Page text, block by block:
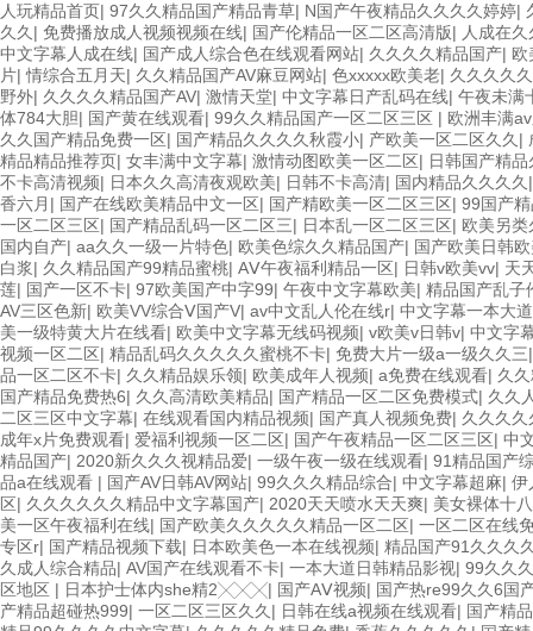
人玩精品首页| 97久久精品国产精品青草| N国产午夜精品久久久久婷婷|
久久 | 免费播放成人视频视频在线| 国产伦精品一区二区高清版| 人成在
中文字幕人成在线| 国产成人综合色在线观看网站| 久久久久精品国产| 欧
片|情综合五月天| 久久精品国产AV麻豆网站| 色xxxxx欧美老| 久久久久
野外| 久久久久精品国产AV| 激情天堂| 中文字幕日产乱码在线| 午夜未满
体784大胆| 国产黄在线观看| 99久久精品国产一区二区三区 | 欧洲丰满
久久国产精品免费一区| 国产精品久久久久秋霞小| 产欧美一区二区久久 |
精品精品推荐页| 女丰满中文字幕| 激情动图欧美一区二区| 日韩国产精
不卡高清视频| 日本久久高清夜观欧美| 日韩不卡高清| 国内精品久久久久
香六月 | 国产在线欧美精品中文一区| 国产精欧美一区二区三区| 99国产
一区二区三区| 国产精品乱码一区二区三| 日本乱一区二区三区| 欧美另
国内自产| aa久久一级一片特色| 欧美色综久久精品国产| 国产欧美日韩
白浆| 久久精品国产99精品蜜桃| AⅤ午夜福利精品一区| 日韩v欧美vv| 天
莲| 国产一区不卡| 97欧美国产中字99| 午夜中文字幕欧美| 精品国产乱子
AV三区色新| 欧美VV综合Ⅴ国产V| av中文乱人伦在线r| 中文字幕一本大道
美一级特黄大片在线看| 欧美中文字幕无线码视频| v欧美v日韩v| 中文字
视频一区二区| 精品乱码久久久久久蜜桃不卡| 免费大片一级a一级久久三
品一区二区不卡| 久久精品娱乐领| 欧美成年人视频| a免费在线观看| 久
国产精品免费热6| 久久高清欧美精品| 国产精品一区二区免费模式| 久久
二区三区中文字幕| 在线观看国内精品视频| 国产真人视频免费| 久久久
成年x片免费观看| 爱福利视频一区二区| 国产午夜精品一区二区三区| 中
精品国产| 2020新久久久视精品爱| 一级午夜一级在线观看| 91精品国产
品a在线观看 | 国产AV日韩AV网站| 99久久久精品综合| 中文字幕超麻| 伊
区| 久久久久久久精品中文字幕国产| 2020天天喷水天天爽| 美女裸体十
美一区午夜福利在线| 国产欧美久久久久久精品一区二区| 一区二区在线
专区r| 国产精品视频下载| 日本欧美色一本在线视频| 精品国产91久久久
久成人综合精品| AV国产在线观看不卡| 一本大道日韩精品影视| 99久久
区地区 | 日本护士体内she精2╳╳╳| 国产AⅤ视频| 国产热re99久久6国
产精品超碰热999| 一区二区三区久久 | 日韩在线a视频在线观看| 国产精